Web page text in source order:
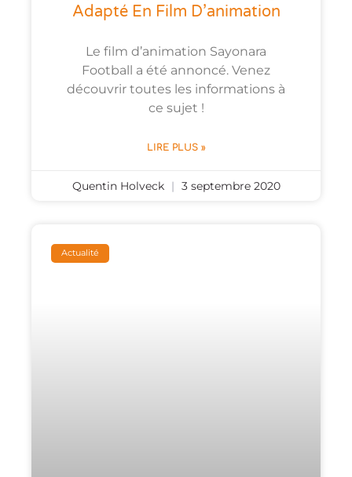
Adapté En Film D’animation
Le film d’animation Sayonara
Football a été annoncé. Venez
découvrir toutes les informations à
ce sujet !
LIRE PLUS »
Quentin Holveck 3 septembre 2020
Actualité